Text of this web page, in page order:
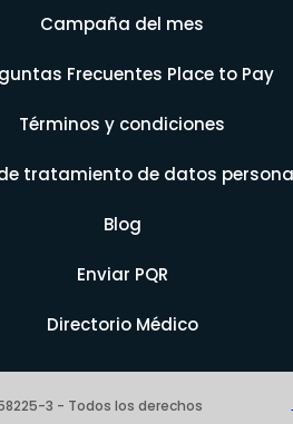
Campaña del mes
Frecuentes Place to Pay
Términos y condiciones
tratamiento de datos
Blog
Enviar PQR
Directorio Médico
3 - Todos los derechos